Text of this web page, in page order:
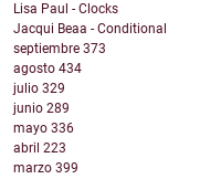
Lisa Paul - Clocks
Jacqui Beaa - Conditional
septiembre 373
agosto 434
julio 329
junio 289
mayo 336
abril 223
marzo 399